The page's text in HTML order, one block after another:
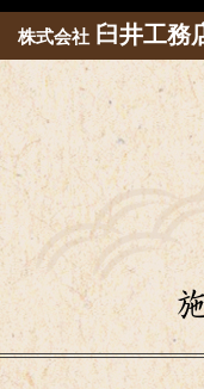
株式会社 臼井工務